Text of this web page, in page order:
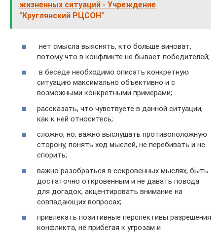
жизненных ситуаций - Учреждение
"Круглянский РЦСОН"
нет смысла выяснять, кто больше виноват,
потому что в конфликте не бывает победителей;
в беседе необходимо описать конкретную
ситуацию максимально объективно и с
возможными конкретными примерами;
рассказать, что чувствуете в данной ситуации,
как к ней относитесь;
сложно, но, важно выслушать противоположную
сторону, понять ход мыслей, не перебивать и не
спорить;
важно разобраться в сокровенных мыслях, быть
достаточно откровенным и не давать повода
для догадок, акцентировать внимание на
совпадающих вопросах;
привлекать позитивные перспективы разрешения
конфликта, не прибегая к угрозам и